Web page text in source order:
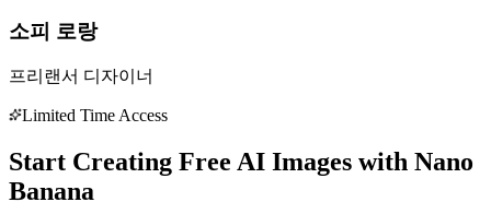
소피 로랑
프리랜서 디자이너
Limited Time Access
Start Creating Free AI Images with Nano
Banana